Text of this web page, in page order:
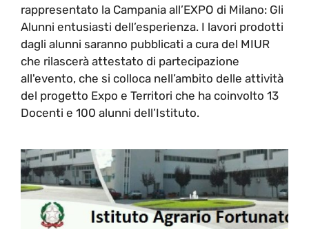
rappresentato la Campania all’EXPO di Milano: Gli
Alunni entusiasti dell’esperienza. I lavori prodotti
dagli alunni saranno pubblicati a cura del MIUR
che rilascerà attestato di partecipazione
all'evento, che si colloca nell’ambito delle attività
del progetto Expo e Territori che ha coinvolto 13
Docenti e 100 alunni dell’Istituto.